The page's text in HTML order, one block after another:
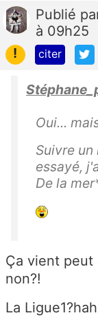
Publié
à 09h25
!
citer
Oui...
Suivre
essayé,
De la
Ça vient peut
non?!
La